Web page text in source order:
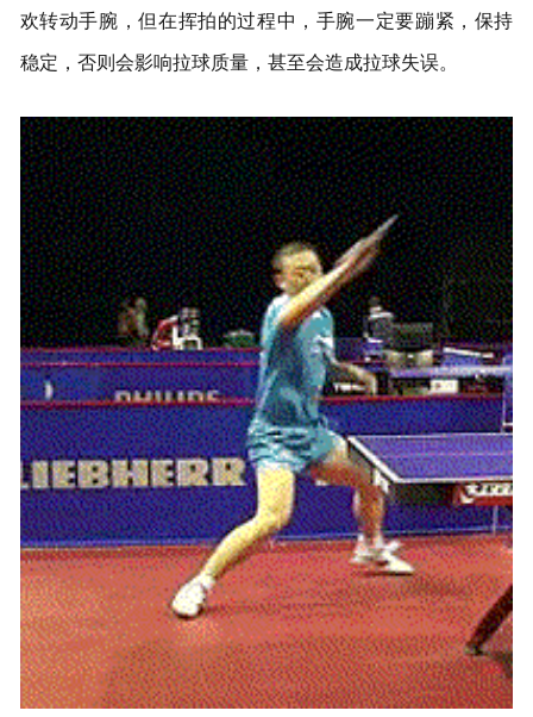
欢转动手腕，但在挥拍的过程中，手腕一定要蹦紧，保持
稳定，否则会影响拉球质量，甚至会造成拉球失误。